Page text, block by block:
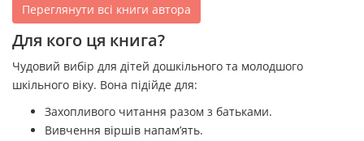
Переглянути всі книги автора
Для кого ця книга?
Чудовий вибір для дітей дошкільного та молодшого
шкільного віку. Вона підійде для:
Захопливого читання разом з батьками.
Вивчення віршів напам’ять.